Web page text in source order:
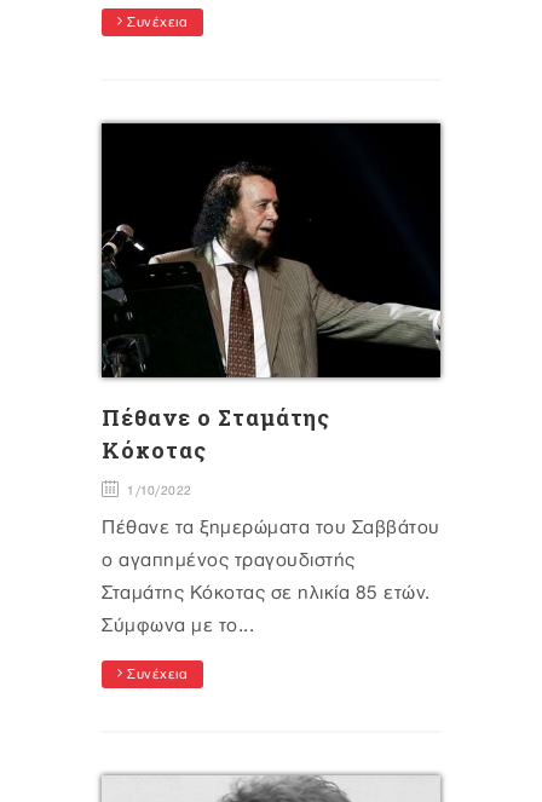
Συνέχεια
Πέθανε ο Σταμάτης
Κόκοτας
1/10/2022
Πέθανε τα ξημερώματα του Σαββάτου
ο αγαπημένος τραγουδιστής
Σταμάτης Κόκοτας σε ηλικία 85 ετών.
Σύμφωνα με το...
Συνέχεια